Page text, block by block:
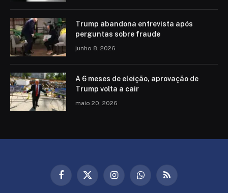
Trump abandona entrevista após
perguntas sobre fraude
junho 8, 2026
A 6 meses de eleição, aprovação de
Trump volta a cair
maio 20, 2026
Facebook
X
InstagramWhatsAppRSS